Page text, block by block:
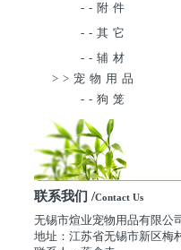
--附件
--其它
--辅材
>>宠物用品
--狗笼
联系我们 /Contact Us
无锡市煊业宠物用品有限公
地址：江苏省无锡市新区梅